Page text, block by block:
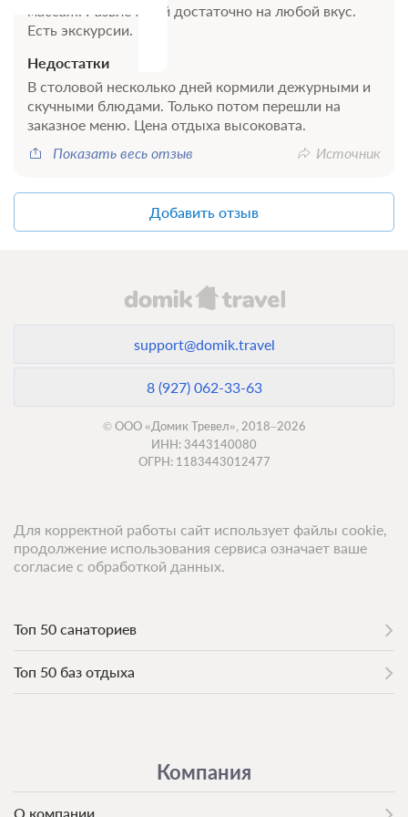
переломов позвоночника
Заболевания органов дыхания и ЛОР-органов:
- гайморит хронический
- ларингит хронический
- потеря слуха и тугоухость
- синусит хронический
- состояние после хирургического лечения
болезней носоглотки
- тонзиллит хронический
- фарингит хронический
трубы в стадии ремиссии
- антракоз
- асбестоз
массаж. Развлечений достаточно на любой вкус.
Есть экскурсии.
Недостатки
В столовой несколько дней кормили дежурными и
скучными блюдами. Только потом перешли на
заказное меню. Цена отдыха высоковата.
Показать весь отзыв
Источник
Добавить отзыв
support@domik.travel
8 (927) 062-33-63
© ООО «Домик Тревел», 2018–2026
ИНН: 3443140080
ОГРН: 1183443012477
Топ 50 санаториев
Топ 50 баз отдыха
Компания
О компании
Для корректной работы сайт использует файлы cookie,
продолжение использования сервиса означает ваше
согласие с обработкой данных.